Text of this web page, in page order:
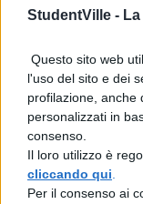
StudentVille -
Questo sito web
l'uso del sito e dei
profilazione, anche
personalizzati in
consenso.
Il loro utilizzo è
cliccando qui
Per il consenso ai
La legge si
L’articolo 1
di acquisire
genitori o
prima di
sulla